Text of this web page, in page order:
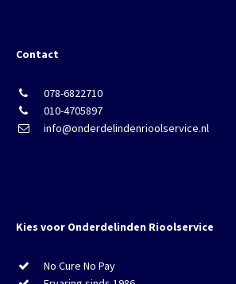
Contact
078-6822710
010-4705897
info@onderdelindenrioolservice.nl
Kies voor Onderdelinden Rioolservice
No Cure No Pay